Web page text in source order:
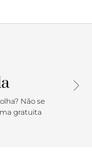
shape
e
com
com ímã, estilo
assinatura
interna. O
na capa
Não se
gratuita